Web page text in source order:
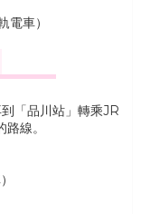
車）
「品川站」轉乘JR
線。